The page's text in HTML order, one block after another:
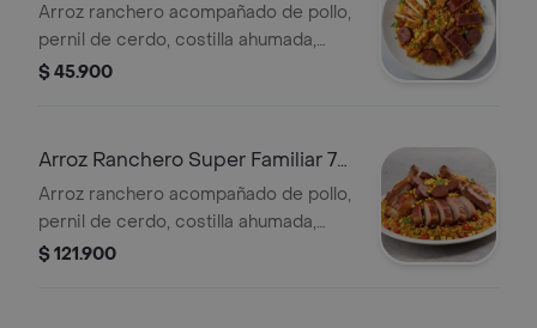
Arroz ranchero acompañado de pollo,
pernil de cerdo, costilla ahumada,
chorizo de ternera y maicitos.
$ 45.900
Arroz Ranchero Super Familiar 7
Personas
Arroz ranchero acompañado de pollo,
pernil de cerdo, costilla ahumada,
chorizo de ternera y maicitos.
$ 121.900